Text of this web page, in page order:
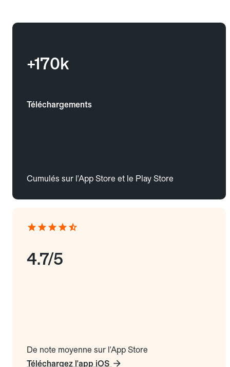
+170k
Téléchargements
Cumulés sur l'App Store et le Play Store
4.7/5
De note moyenne sur l'App Store
Téléchargez l'app iOS